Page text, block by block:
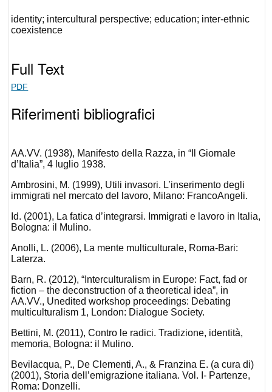
identity; intercultural perspective; education; inter-ethnic
coexistence
Full Text
PDF
Riferimenti bibliografici
AA.VV. (1938), Manifesto della Razza, in “Il Giornale
d’Italia”, 4 luglio 1938.
Ambrosini, M. (1999), Utili invasori. L’inserimento degli
immigrati nel mercato del lavoro, Milano: FrancoAngeli.
Id. (2001), La fatica d’integrarsi. Immigrati e lavoro in Italia,
Bologna: il Mulino.
Anolli, L. (2006), La mente multiculturale, Roma-Bari:
Laterza.
Barn, R. (2012), “Interculturalism in Europe: Fact, fad or
fiction – the deconstruction of a theoretical idea”, in
AA.VV., Unedited workshop proceedings: Debating
multiculturalism 1, London: Dialogue Society.
Bettini, M. (2011), Contro le radici. Tradizione, identità,
memoria, Bologna: il Mulino.
Bevilacqua, P., De Clementi, A., & Franzina E. (a cura di)
(2001), Storia dell’emigrazione italiana. Vol. I- Partenze,
Roma: Donzelli.